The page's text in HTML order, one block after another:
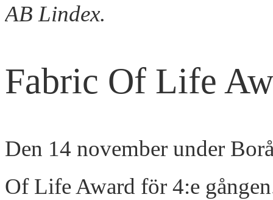
AB Lindex.
Fabric Of Life
Den 14 november under
Of Life Award för 4:e